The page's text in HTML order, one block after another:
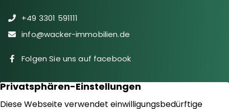
+49 3301 591111
info@wacker-immobilien.de
Folgen Sie uns auf facebook
Immobilien
Downloads
Diensteistungen
Aktuelles